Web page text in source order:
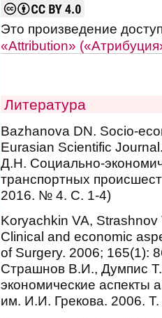
Это произведение
«Attribution»
Литература
Bazhanova DN. Socio-
Eurasian Scientific
Д.Н. Социально-
транспортных
2016. № 4. C. 1-4)
Koryachkin VA,
Clinical and economic
of Surgery. 2006; 165(1):
Страшнов В.И., Думпис
экономические аспекты
им. И.И. Грекова. 2006.